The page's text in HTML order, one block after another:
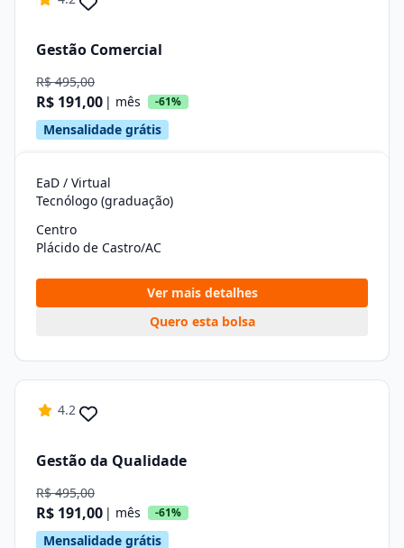
Gestão Comercial
R$ 495,00
R$ 191,00 | mês -61%
Mensalidade grátis
EaD / Virtual
Tecnólogo (graduação)
Centro
Plácido de Castro/AC
Ver mais detalhes
Quero esta bolsa
4.2
Gestão da Qualidade
R$ 495,00
R$ 191,00 | mês -61%
Mensalidade grátis